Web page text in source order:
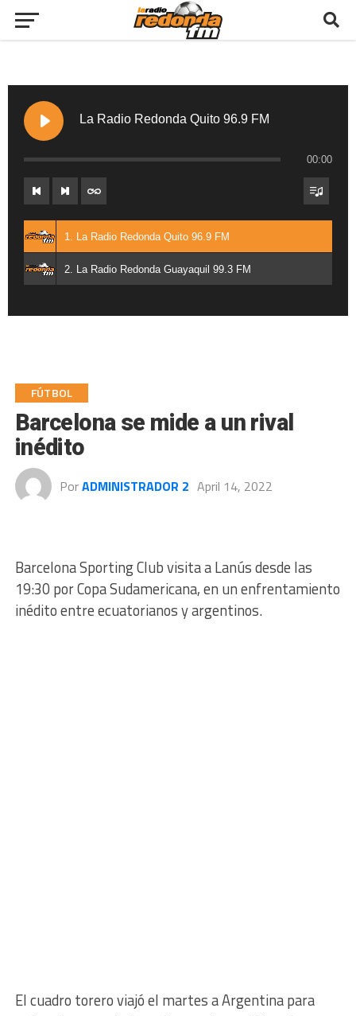
La Radio Redonda Quito 96.9 FM
00:00
1. La Radio Redonda Quito 96.9 FM
2. La Radio Redonda Guayaquil 99.3 FM
FÚTBOL
Barcelona se mide a un rival
inédito
PorADMINISTRADOR 2 April 14, 2022
Barcelona Sporting Club visita a Lanús desde las
19:30 por Copa Sudamericana, en un enfrentamiento
inédito entre ecuatorianos y argentinos.
El cuadro torero viajó el martes a Argentina para